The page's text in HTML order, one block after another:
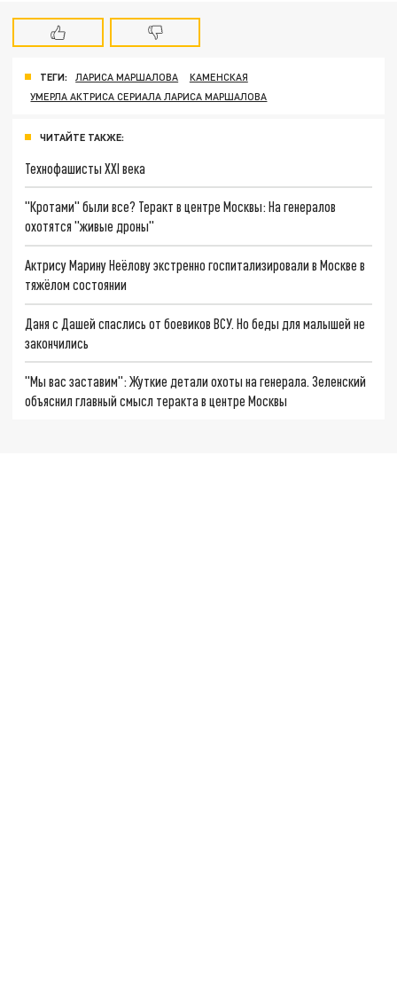
ТЕГИ: ЛАРИСА МАРШАЛОВА
КАМЕНСКАЯ
УМЕРЛА АКТРИСА СЕРИАЛА ЛАРИСА МАРШАЛОВА
ЧИТАЙТЕ ТАКЖЕ:
Технофашисты XXI века
"Кротами" были все? Теракт в центре Москвы: На генералов
охотятся "живые дроны"
Актрису Марину Неёлову экстренно госпитализировали в Москве в
тяжёлом состоянии
Даня с Дашей спаслись от боевиков ВСУ. Но беды для малышей не
закончились
"Мы вас заставим": Жуткие детали охоты на генерала. Зеленский
объяснил главный смысл теракта в центре Москвы